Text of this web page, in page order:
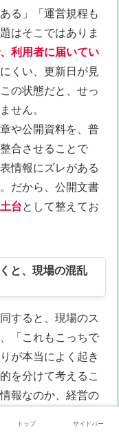
る」「運営規程も
はそこではありま
利用者に届いてい
くい、更新日が見
の状態だと、せっ
せん。
や公開資料を、普
合させることで
情報にズレがある
だから、公開文書
台として整えてお
と、現場の混乱
すると、現場のス
「これもこっちで
が本当によく起き
を分けて考えるこ
報なのか、経営の
トップ サイドバー